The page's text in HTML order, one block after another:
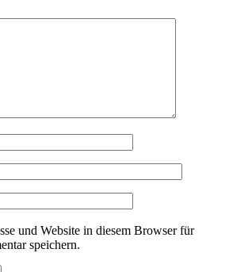
und Website in diesem Browser für
speichern.